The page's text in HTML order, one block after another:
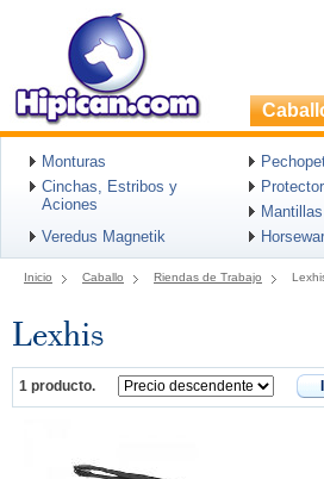
Monturas
Cinchas, Estribos y
Aciones
Veredus Magnetik
Inicio Caballo Riendas de Trabajo
Lexhis
1 producto.